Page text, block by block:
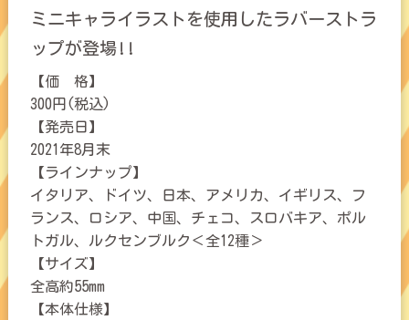
ミニキャライラストを使用したラバーストラ
ップが登場!!
【価 格】
300円(税込)
【発売日】
2021年8月末
【ラインナップ】
イタリア、ドイツ、日本、アメリカ、イギリス、フ
ランス、ロシア、中国、チェコ、スロバキア、ポル
トガル、ルクセンブルク＜全12種＞
【サイズ】
全高約55mm
【本体仕様】